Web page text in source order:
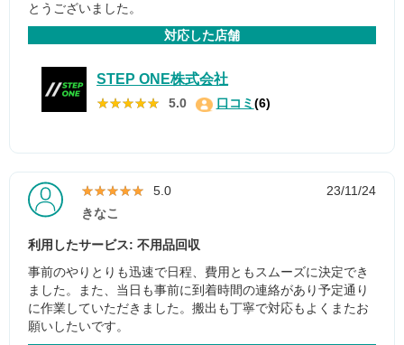
とうございました。
対応した店舗
STEP ONE株式会社
★★★★★
★★★★★ 5.0 口コミ(6)
★★★★★
★★★★★ 5.0
23/11/24
きなこ
利用したサービス: 不用品回収
事前のやりとりも迅速で日程、費用ともスムーズに決定でき
ました。また、当日も事前に到着時間の連絡があり予定通り
に作業していただきました。搬出も丁寧で対応もよくまたお
願いしたいです。